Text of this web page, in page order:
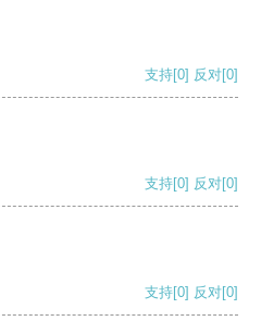
支持[0] 反对[0]
支持[0] 反对[0]
支持[0] 反对[0]